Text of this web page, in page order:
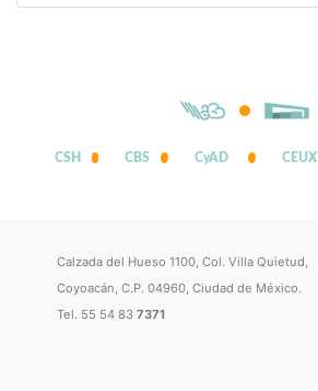
CSH CBS CyAD CEUX
Calzada del Hueso 1100, Col. Villa Quietud,
Coyoacán, C.P. 04960, Ciudad de México.
Tel. 55 54 837371